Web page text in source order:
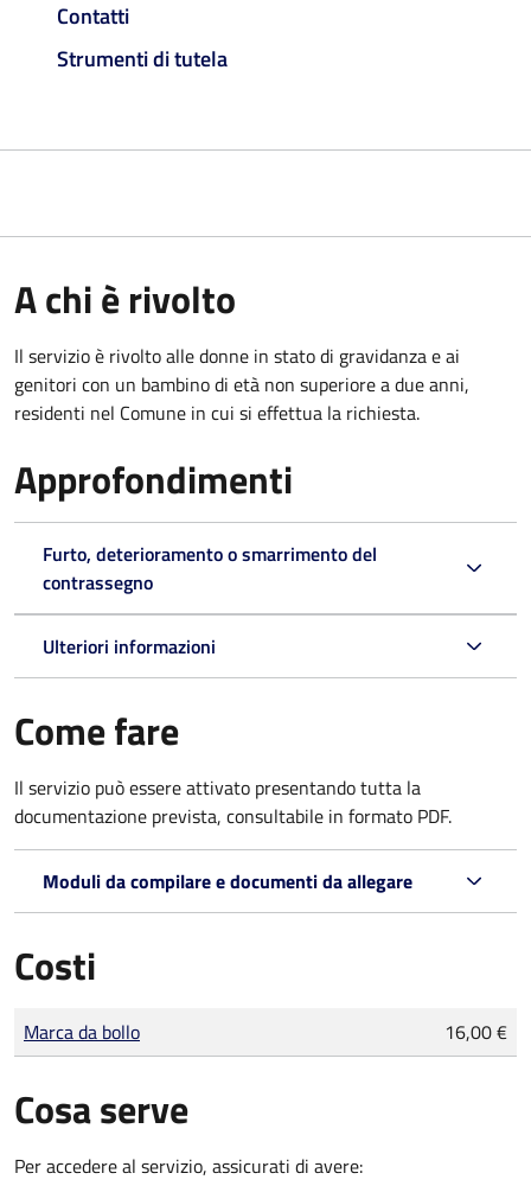
Contatti
Strumenti di tutela
A chi è rivolto
Il servizio è rivolto alle donne in stato di gravidanza e ai
genitori con un bambino di età non superiore a due anni,
residenti nel Comune in cui si effettua la richiesta.
Approfondimenti
Furto, deterioramento o smarrimento del
contrassegno
Ulteriori informazioni
Come fare
Il servizio può essere attivato presentando tutta la
documentazione prevista, consultabile in formato PDF.
Moduli da compilare e documenti da allegare
Costi
Tipo di pagamento
Importo
Marca da bollo 16,00 €
Cosa serve
Per accedere al servizio, assicurati di avere: